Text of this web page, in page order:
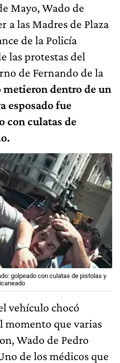
Mayo, Wado de
a las Madres de Plaza
de la Policía
las protestas del
de Fernando de la
dentro de un
esposado fue
con culatas de
golpeado con culatas de pistolas y
vehículo chocó
momento que varias
Wado de Pedro
de los médicos que